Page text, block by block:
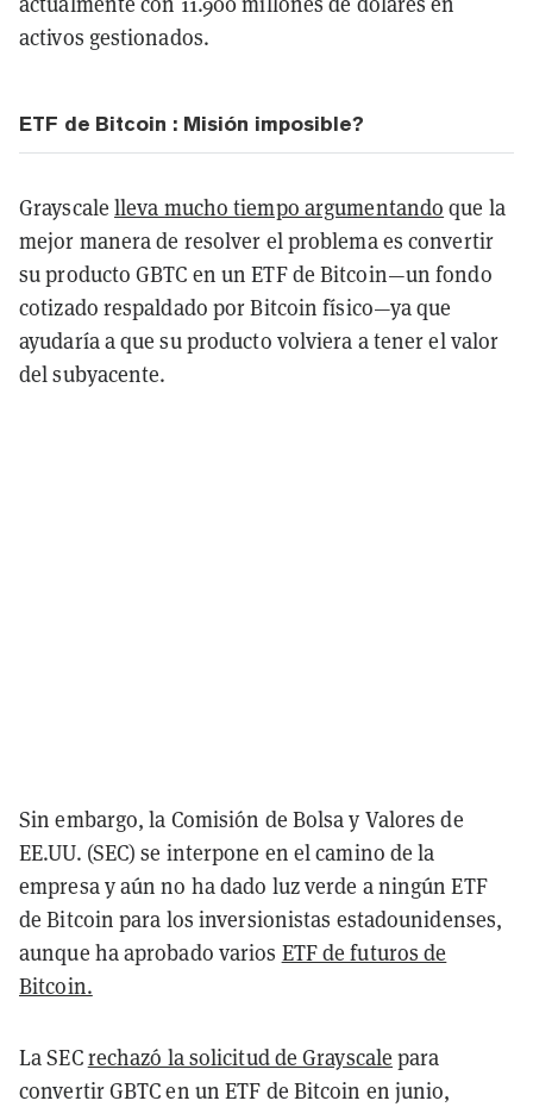
activos gestionados.
ETF de Bitcoin : Misión imposible?
Grayscale lleva mucho tiempo argumentando que la
mejor manera de resolver el problema es convertir
su producto GBTC en un ETF de Bitcoin—un fondo
cotizado respaldado por Bitcoin físico—ya que
ayudaría a que su producto volviera a tener el valor
del subyacente.
Sin embargo, la Comisión de Bolsa y Valores de
EE.UU. (SEC) se interpone en el camino de la
empresa y aún no ha dado luz verde a ningún ETF
de Bitcoin para los inversionistas estadounidenses,
aunque ha aprobado varios ETF de futuros de
Bitcoin.
La SECrechazó la solicitud de Grayscale para
convertir GBTC en un ETF de Bitcoin en junio,